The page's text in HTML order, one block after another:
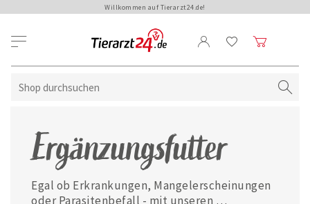
Willkommen auf Tierarzt24.de!
Ergänzungsfutter
Egal ob Erkrankungen, Mangelerscheinungen
oder Parasitenbefall - mit unseren